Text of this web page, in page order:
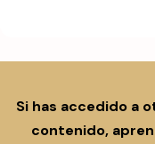
Si has accedido a
contenido,